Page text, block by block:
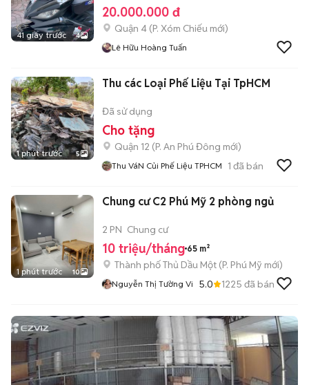
41 giây trước 4
20.000.000 đ
Quận 4 (P. Xóm Chiếu mới)
Lê Hữu Hoàng Tuấn
1 phút trước 5
Thu các Loại Phế Liệu Tại TpHCM
Đã sử dụng
Cho tặng
Quận 12 (P. An Phú Đông mới)
Thu VáN Củi Phế Liệu TPHCM 1 đã bán
1 phút trước 10
Chung cư C2 Phú Mỹ 2 phòng ngủ
2 PN Chung cư
10 triệu/tháng 65 m²
Thành phố Thủ Dầu Một (P. Phú Mỹ mới)
Nguyễn Thị Tường Vi 5.0 1225 đã bán